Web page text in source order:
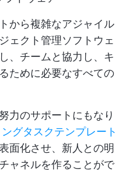
から複雑なアジャイル
ェクト管理ソフトウェ
、チームと協力し、キ
ために必要なすべての
力のサポートにもなり
グタスクテンプレート
面化させ、新人との明
ャネルを作ることがで